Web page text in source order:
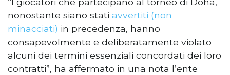
nonostante siano stati avvertiti (non
minacciati) in precedenza, hanno
consapevolmente e deliberatamente violato
alcuni dei termini essenziali concordati dei loro
contratti”, ha affermato in una nota l’ente